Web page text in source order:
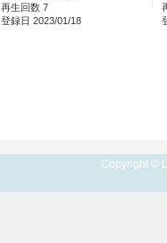
再生回数 7
登録日 2023/01/18
Copyright ©